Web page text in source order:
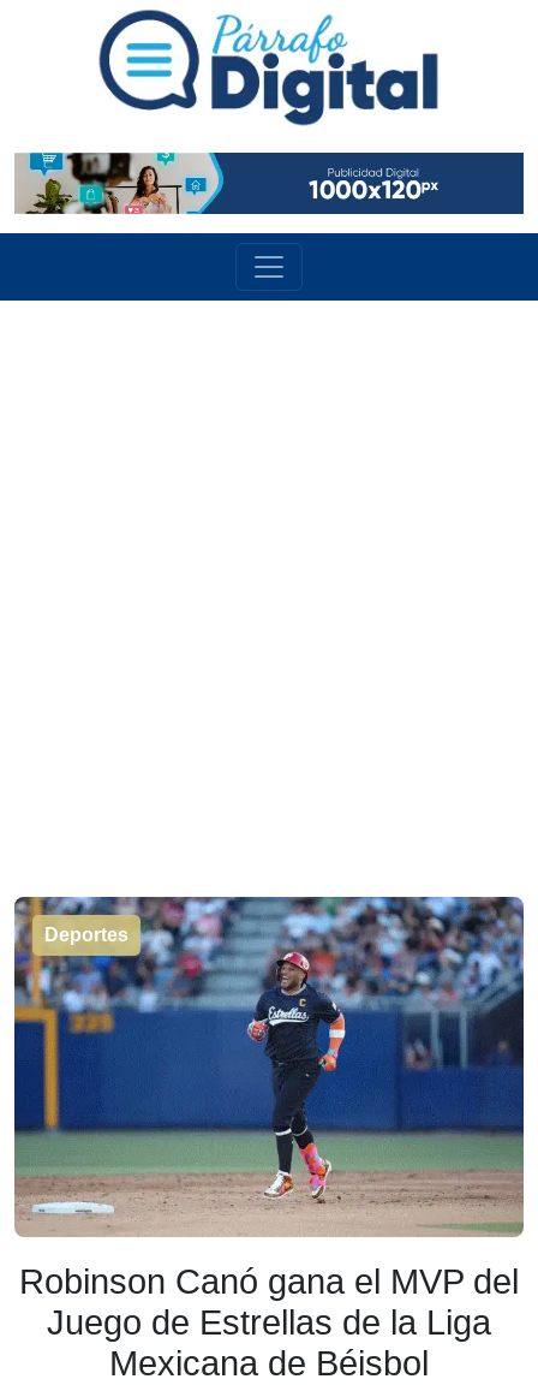
Deportes
Robinson Canó gana el MVP del
Juego de Estrellas de la Liga
Mexicana de Béisbol